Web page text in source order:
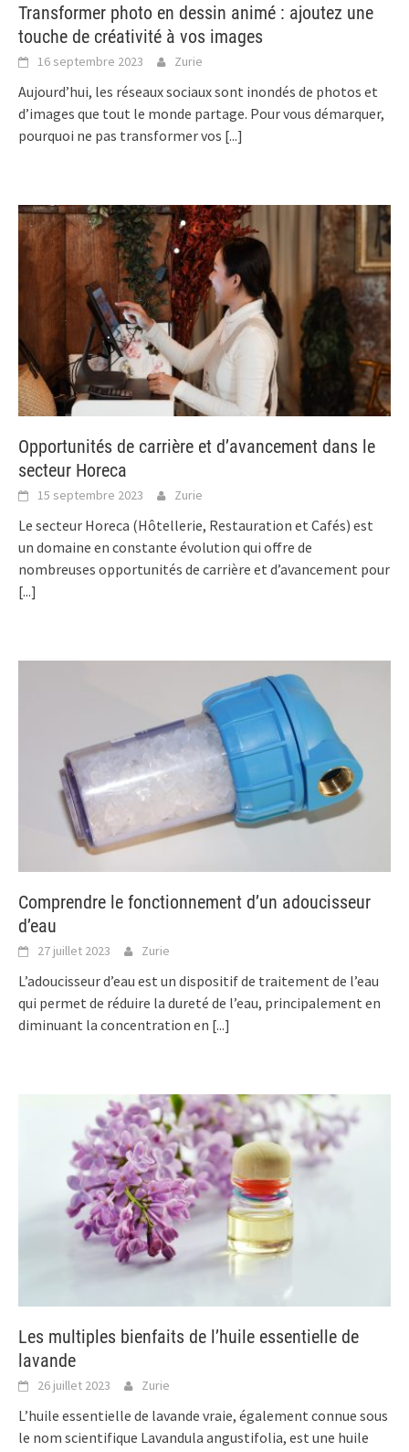
Transformer photo en dessin animé : ajoutez une
touche de créativité à vos images
16 septembre 2023 Zurie
Aujourd’hui, les réseaux sociaux sont inondés de photos et
d’images que tout le monde partage. Pour vous démarquer,
pourquoi ne pas transformer vos [...]
Opportunités de carrière et d’avancement dans le
secteur Horeca
15 septembre 2023 Zurie
Le secteur Horeca (Hôtellerie, Restauration et Cafés) est
un domaine en constante évolution qui offre de
nombreuses opportunités de carrière et d’avancement pour
[...]
Comprendre le fonctionnement d’un adoucisseur
d’eau
27 juillet 2023 Zurie
L’adoucisseur d’eau est un dispositif de traitement de l’eau
qui permet de réduire la dureté de l’eau, principalement en
diminuant la concentration en [...]
Les multiples bienfaits de l’huile essentielle de
lavande
26 juillet 2023 Zurie
L’huile essentielle de lavande vraie, également connue sous
le nom scientifique Lavandula angustifolia, est une huile